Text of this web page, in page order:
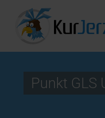
Punkt GLS